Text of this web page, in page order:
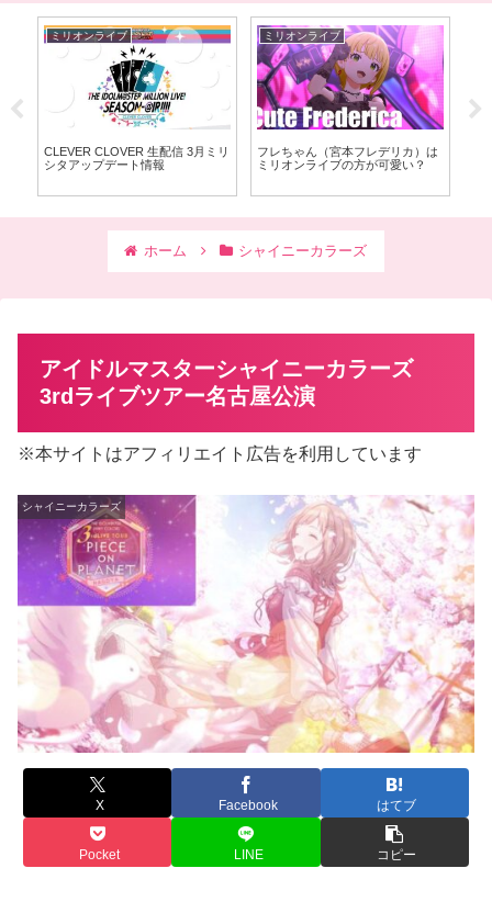
ミリオンライブ
CLEVER CLOVER 生配信 3月ミリ
シタアップデート情報
ミリオンライブ
フレちゃん（宮本フレデリカ）は
ミリオンライブの方が可愛い？
ホーム シャイニーカラーズ
アイドルマスターシャイニーカラーズ
3rdライブツアー名古屋公演
※本サイトはアフィリエイト広告を利用しています
シャイニーカラーズ
X Facebook はてブ
Pocket LINE コピー